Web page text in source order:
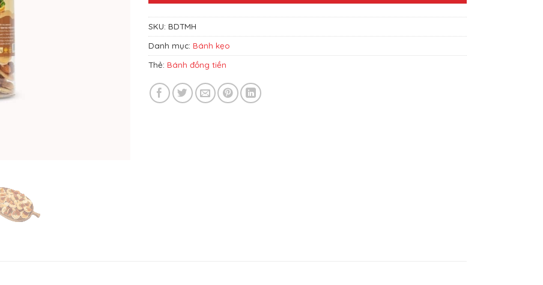
SKU: BDTMH
Danh mục: Bánh kẹo
Thẻ: Bánh đồng tiền